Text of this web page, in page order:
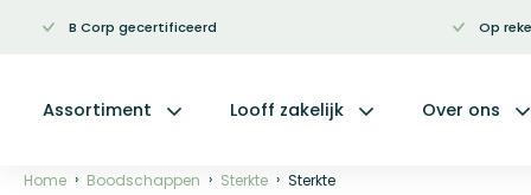
B Corp gecertificeerd Op
Assortiment Looff zakelijk Over ons
Home Boodschappen Sterkte Sterkte